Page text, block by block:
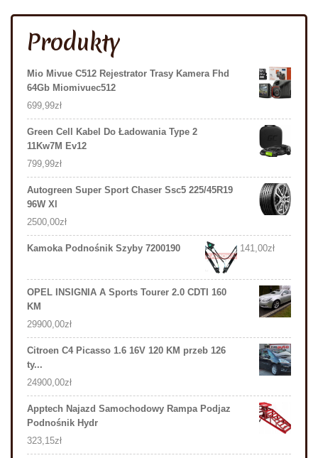
Produkty
Mio Mivue C512 Rejestrator Trasy Kamera Fhd
64Gb Miomivuec512
699,99zł
Green Cell Kabel Do Ładowania Type 2
11Kw7M Ev12
799,99zł
Autogreen Super Sport Chaser Ssc5 225/45R19
96W Xl
2500,00zł
Kamoka Podnośnik Szyby 7200190 141,00zł
OPEL INSIGNIA A Sports Tourer 2.0 CDTI 160
KM
29900,00zł
Citroen C4 Picasso 1.6 16V 120 KM przeb 126
ty...
24900,00zł
Apptech Najazd Samochodowy Rampa Podjaz
Podnośnik Hydr
323,15zł